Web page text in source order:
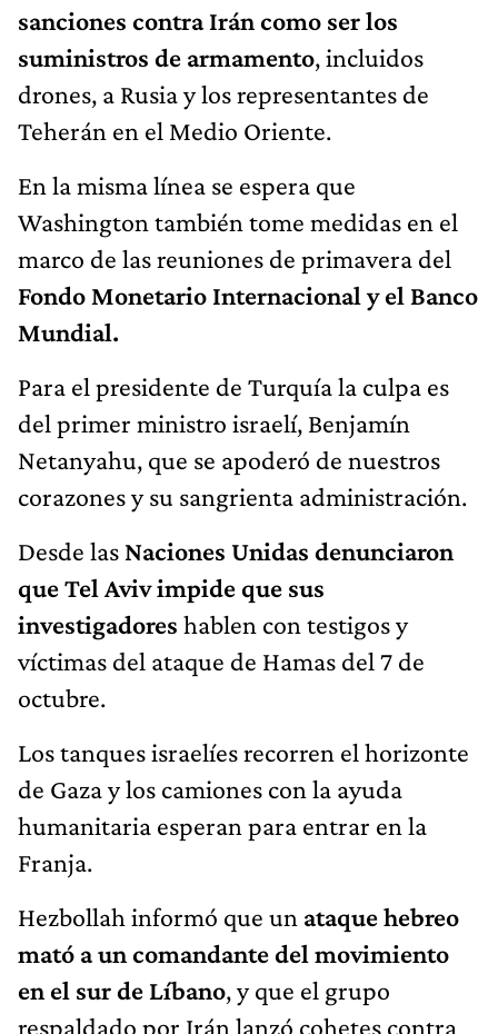
sanciones contra Irán como ser los
suministros de armamento, incluidos
drones, a Rusia y los representantes de
Teherán en el Medio Oriente.
En la misma línea se espera que
Washington también tome medidas en el
marco de las reuniones de primavera del
Fondo Monetario Internacional y el Banco
Mundial.
Para el presidente de Turquía la culpa es
del primer ministro israelí, Benjamín
Netanyahu, que se apoderó de nuestros
corazones y su sangrienta administración.
Desde las Naciones Unidas denunciaron
que Tel Aviv impide que sus
investigadores hablen con testigos y
víctimas del ataque de Hamas del 7 de
octubre.
Los tanques israelíes recorren el horizonte
de Gaza y los camiones con la ayuda
humanitaria esperan para entrar en la
Franja.
Hezbollah informó que un ataque hebreo
mató a un comandante del movimiento
en el sur de Líbano, y que el grupo
respaldado por Irán lanzó cohetes contra